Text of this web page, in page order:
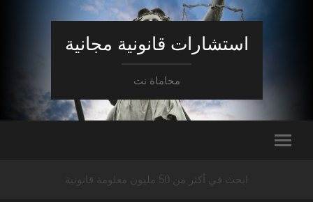
استشارات قانونية مجانية
محاماة نت
ابحث في أكثر من 50 مليون معلومة قانونية